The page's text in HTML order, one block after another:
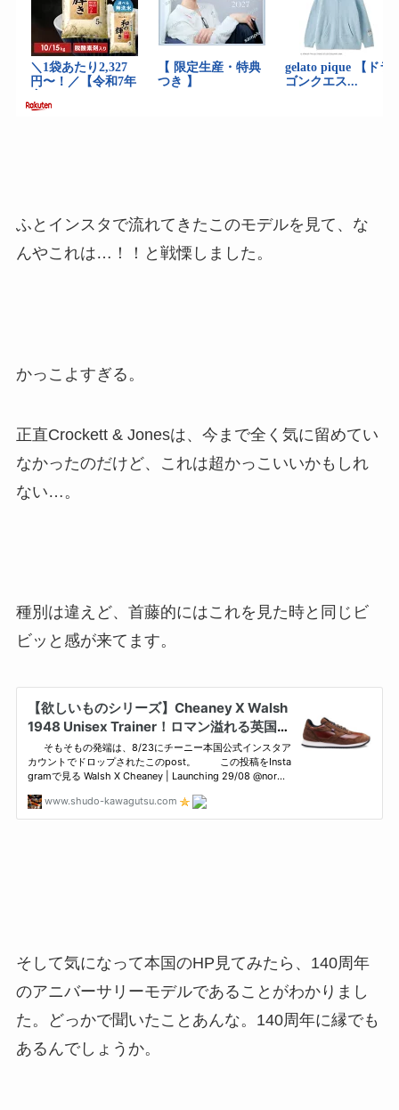
ふとインスタで流れてきたこのモデルを見て、な
んやこれは…！！と戦慄しました。
かっこよすぎる。
正直Crockett & Jonesは、今まで全く気に留めてい
なかったのだけど、これは超かっこいいかもしれ
ない…。
種別は違えど、首藤的にはこれを見た時と同じビ
ビッと感が来てます。
そして気になって本国のHP見てみたら、140周年
のアニバーサリーモデルであることがわかりまし
た。どっかで聞いたことあんな。140周年に縁でも
あるんでしょうか。